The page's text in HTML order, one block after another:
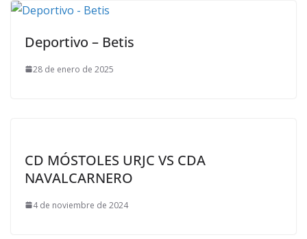
Deportivo – Betis
28 de enero de 2025
CD MÓSTOLES URJC VS CDA
NAVALCARNERO
4 de noviembre de 2024